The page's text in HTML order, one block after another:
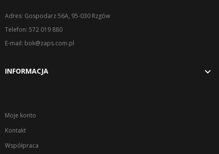
Adres: Gospodarz 56A, 95-030 Rzgów
Telefon: 572 019 880
E-mail: bok@zaps.com.pl
INFORMACJA 
Moje konto
Kontakt
Współpraca